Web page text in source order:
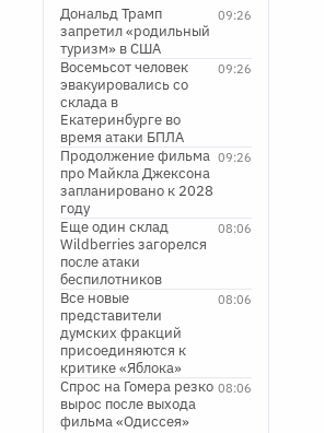
09:26
Дональд Трамп
запретил «родильный
туризм» в США
09:26
Восемьсот человек
эвакуировались со
склада в
Екатеринбурге во
время атаки БПЛА
09:26
Продолжение фильма
про Майкла Джексона
запланировано к 2028
году
08:06
Еще один склад
Wildberries загорелся
после атаки
беспилотников
08:06
Все новые
представители
думских фракций
присоединяются к
критике «Яблока»
08:06
Спрос на Гомера резко
вырос после выхода
фильма «Одиссея»